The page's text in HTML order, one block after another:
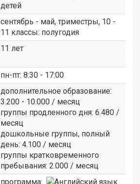
детей
сентябрь - май, триместры, 10 -
11 классы: полугодия
11 лет
пн-пт: 8:30 - 17:00
дополнительное образование:
3.200 - 10.000 / месяц
группы продленного дня: 6.480 /
месяц
дошкольные группы, полный
день: 4.100 / месяц
группы кратковременного
пребывания: 2.000 / месяц
программа: